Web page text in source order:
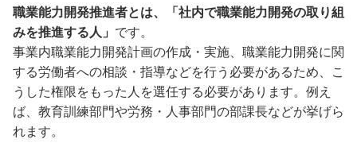
職業能力開発推進者とは、「社内で職業能力開発の取り組
みを推進する人」 です。
事業内職業能力開発計画の作成・実施、職業能力開発に関
する労働者への相談・指導などを行う必要があるため、こ
うした権限をもった人を選任する必要があります。例え
ば、教育訓練部門や労務・人事部門の部課長などが挙げら
れます。